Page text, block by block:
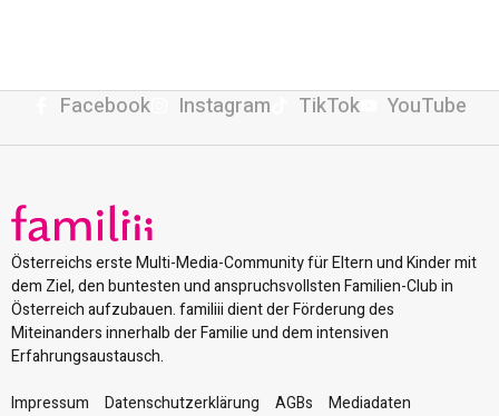
Facebook Instagram TikTok YouTube
Österreichs erste Multi-Media-Community für Eltern und Kinder mit
dem Ziel, den buntesten und anspruchsvollsten Familien-Club in
Österreich aufzubauen. familiii dient der Förderung des
Miteinanders innerhalb der Familie und dem intensiven
Erfahrungsaustausch.
Impressum
Datenschutzerklärung AGBs Mediadaten